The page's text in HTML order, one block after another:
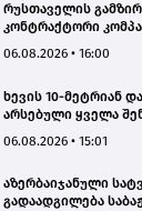
რუსთაველის
კონტრაქტორი
ახლოს იმოძრავა,
გამოიწვია,
ავტომანქანა -
იმყოფებოდა
06.08.2026 • 16:00
ხევის 10-მეტრიან
არსებული ყველა
06.08.2026 • 15:01
აზერბაიჯანული
გადაადგილება